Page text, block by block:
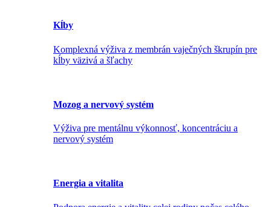
Kĺby
Komplexná výživa z membrán vaječných škrupín pre
kĺby väzivá a šľachy
Mozog a nervový systém
Výživa pre mentálnu výkonnosť, koncentráciu a
nervový systém
Energia a vitalita